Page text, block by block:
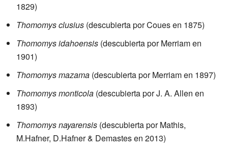
1829)
Thomomys clusius (descubierta por Coues en 1875)
Thomomys idahoensis (descubierta por Merriam en
1901)
Thomomys mazama (descubierta por Merriam en 1897)
Thomomys monticola (descubierta por J. A. Allen en
1893)
Thomomys nayarensis (descubierta por Mathis,
M.Hafner, D.Hafner & Demastes en 2013)